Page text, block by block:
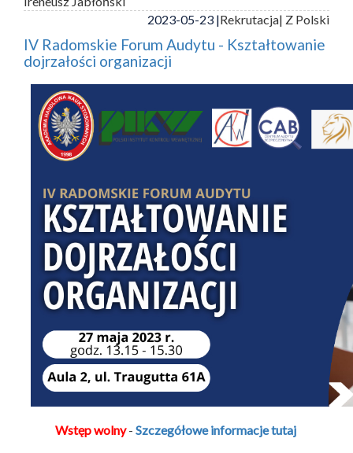
2023-05-23 |Rekrutacja| Z Polski
IV Radomskie Forum Audytu - Kształtowanie
dojrzałości organizacji
Wstęp wolny- Szczegółowe informacje tutaj